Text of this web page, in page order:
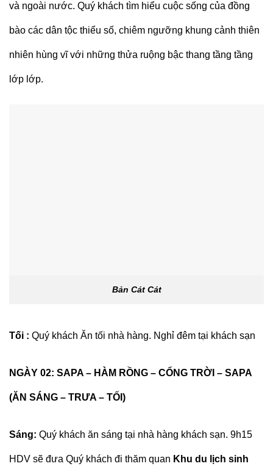
và ngoài nước. Quý khách tìm hiểu cuộc sống của đồng
bào các dân tộc thiểu số, chiêm ngưỡng khung cảnh thiên
nhiên hùng vĩ với những thửa ruộng bậc thang tầng tầng
lớp lớp.
Bản Cát Cát
Tối : Quý khách Ăn tối nhà hàng. Nghỉ đêm tại khách sạn
NGÀY 02: SAPA – HÀM RỒNG – CỔNG TRỜI – SAPA
(ĂN SÁNG – TRƯA – TỐI)
Sáng: Quý khách ăn sáng tại nhà hàng khách sạn. 9h15
HDV sẽ đưa Quý khách đi thăm quan Khu du lịch sinh